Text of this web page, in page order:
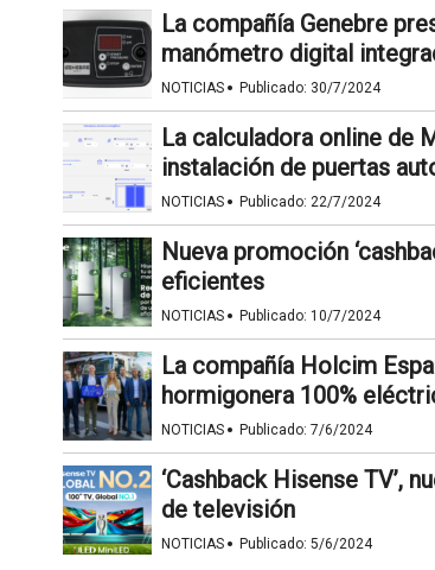
La compañía Genebre
manómetro digital
NOTICIAS · Publicado: 30/7/2024
La calculadora online de
instalación de puertas
NOTICIAS · Publicado: 22/7/2024
Nueva promoción
eficientes
NOTICIAS · Publicado: 10/7/2024
La compañía Holcim
hormigonera 100%
NOTICIAS · Publicado: 7/6/2024
‘Cashback Hisense TV’,
de televisión
NOTICIAS · Publicado: 5/6/2024